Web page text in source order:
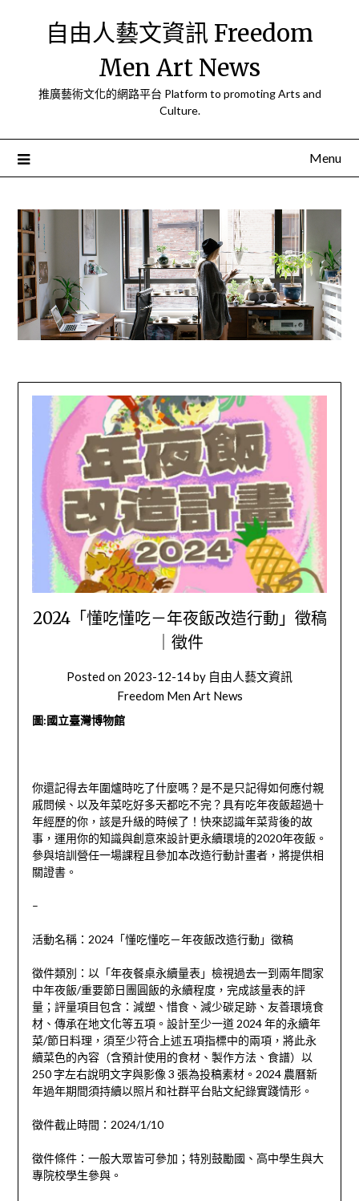
自由人藝文資訊 Freedom
Men Art News
推廣藝術文化的網路平台 Platform to promoting Arts and
Culture.
Menu
2024「懂吃懂吃－年夜飯改造行動」徵稿
｜徵件
Posted on 2023-12-14by 自由人藝文資訊
Freedom Men Art News
圖:國立臺灣博物館
你還記得去年圍爐時吃了什麼嗎？是不是只記得如何應付親
戚問候、以及年菜吃好多天都吃不完？具有吃年夜飯超過十
年經歷的你，該是升級的時候了！快來認識年菜背後的故
事，運用你的知識與創意來設計更永續環境的2020年夜飯。
參與培訓營任一場課程且參加本改造行動計畫者，將提供相
關證書。
–
活動名稱：2024「懂吃懂吃－年夜飯改造行動」徵稿
徵件類別：以「年夜餐桌永續量表」檢視過去一到兩年間家
中年夜飯/重要節日團圓飯的永續程度，完成該量表的評
量；評量項目包含：減塑、惜食、減少碳足跡、友善環境食
材、傳承在地文化等五項。設計至少一道 2024 年的永續年
菜/節日料理，須至少符合上述五項指標中的兩項，將此永
續菜色的內容（含預計使用的食材、製作方法、食譜）以
250 字左右說明文字與影像 3 張為投稿素材。2024 農曆新
年過年期間須持續以照片和社群平台貼文紀錄實踐情形。
徵件截止時間：2024/1/10
徵件條件：一般大眾皆可參加；特別鼓勵國、高中學生與大
專院校學生參與。